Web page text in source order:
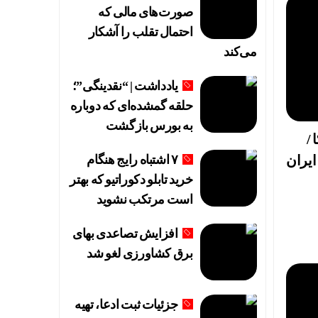
/
صورت‌های مالی که
احتمال تقلب را آشکار
می‌کند
یادداشت | “نقدینگی”؛
حلقه گمشده‌ای که دوباره
به بورس بازگشت
۷ اشتباه رایج هنگام
خرید تابلو دکوراتیو که بهتر
است مرتکب نشوید
افزایش تصاعدی بهای
برق کشاورزی لغو شد
جزئیات ثبت ادعا، تهیه